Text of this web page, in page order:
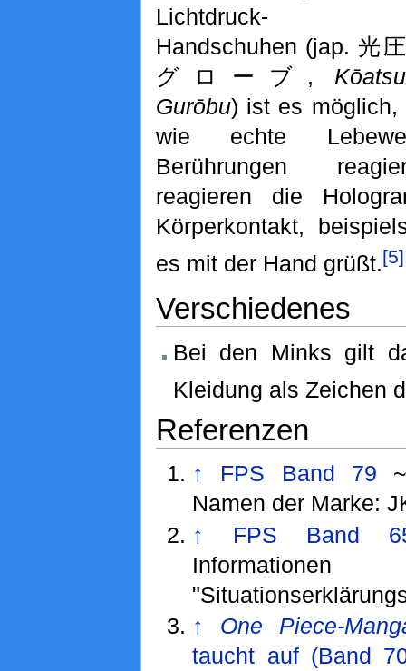
Lichtdruck-
Handschuhen (jap. 光圧
グローブ, Kōatsu
Gurōbu) ist es möglich,
wie echte
Berührungen
reagieren die
Körperkontakt,
es mit der Hand grüßt.[5]
Verschiedenes
Bei den Minks gilt
Kleidung als Zeichen
Referenzen
↑ FPS Band 79
Namen der Marke:
↑
FPS Band
↑
One Piece-
taucht auf (Band